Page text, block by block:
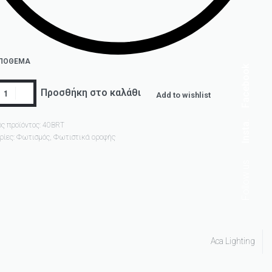
Προσθήκη στο καλάθι Add to wishlist
προϊόντος: 40BRT
Φωτισμός, Φωτιστικά οροφής
Aca Lighting